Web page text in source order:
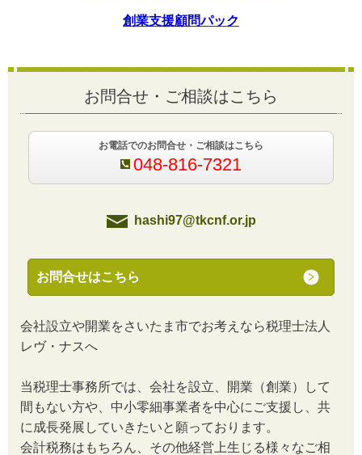
創業支援顧問パック
お問合せ・ご相談はこちら
お電話でのお問合せ・ご相談はこちら
048-816-7321
hashi97@tkcnf.or.jp
お問合せはこちら
会社設立や開業をさいたま市でお考えなら税理士法人
レヴ・ナスへ
当税理士事務所では、会社を設立、開業（創業）して
間もない方や、中小零細事業者を中心にご支援し、共
に成長発展していきたいと願っております。
会計税務はもちろん、その他経営上生じる様々なご相